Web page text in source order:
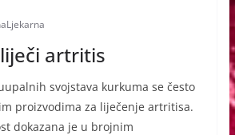
artritis
svojstava kurkuma se često
proizvodima za liječenje artritisa.
dokazana je u brojnim